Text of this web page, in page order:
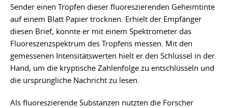
Sender einen Tropfen dieser fluoreszierenden Geheimtinte
auf einem Blatt Papier trocknen. Erhielt der Empfänger
diesen Brief, konnte er mit einem Spektrometer das
Fluoreszenzspektrum des Tropfens messen. Mit den
gemessenen Intensitätswerten hielt er den Schlüssel in der
Hand, um die kryptische Zahlenfolge zu entschlüsseln und
die ursprüngliche Nachricht zu lesen.
Als fluoreszierende Substanzen nutzten die Forscher